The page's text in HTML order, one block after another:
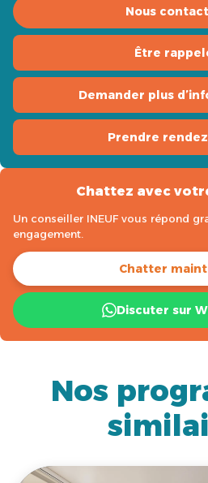
Nous
Être
Demander plus
Prendre
Chattez avec
Un conseiller INEUF vous répond
engagement.
Chatter
Discuter sur
Nos